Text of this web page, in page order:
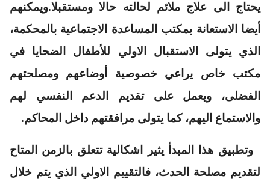
يحتاج الى علاج ملائم لحالته حالا ومستقبلا.ويمكنهم
أيضا الاستعانة بمكتب المساعدة الاجتماعية بالمحكمة،
الذي يتولى الاستقبال الاولي للأطفال الضحايا في
مكتب خاص يراعي خصوصية أوضاعهم ومصلحتهم
الفضلى، ويعمل على تقديم الدعم النفسي لهم
والاستماع اليهم، كما يتولى مرافقتهم داخل المحاكم.
وتطبيق هذا المبدأ يثير اشكالية تتعلق بالزمن المتاح
لتقديم مصلحة الحدث، فالتقييم الاولي الذي يتم خلال